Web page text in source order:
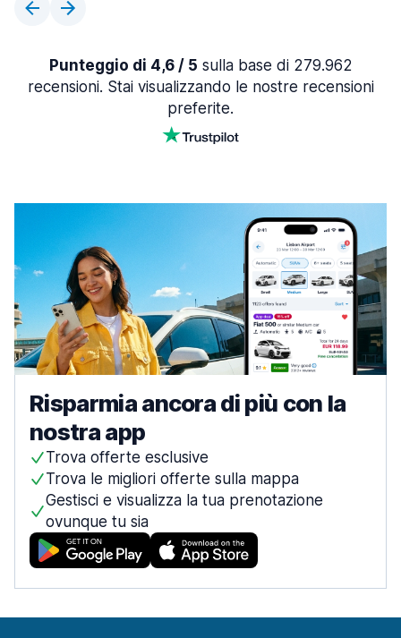
Punteggio di 4,6 / 5 sulla base di 279.962
recensioni. Stai visualizzando le nostre recensioni
preferite.
Risparmia ancora di più con la
nostra app
Trova offerte esclusive
Trova le migliori offerte sulla mappa
Gestisci e visualizza la tua prenotazione
ovunque tu sia